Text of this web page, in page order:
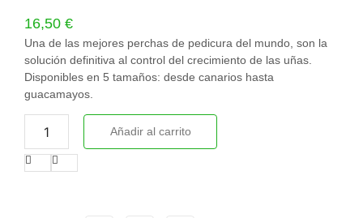
16,50 €
Una de las mejores perchas de pedicura del mundo, son la
solución definitiva al control del crecimiento de las uñas.
Disponibles en 5 tamaños: desde canarios hasta
guacamayos.
Añadir al carrito